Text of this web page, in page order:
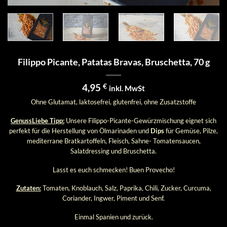
Filippo Picante, Patatas Bravas, Bruschetta, 70 g
4,95 € inkl. MwSt
Ohne Glutamat, laktosefrei, glutenfrei, ohne Zusatzstoffe
GenussLiebe Tipp: Unsere Filippo-Picante-Gewürzmischung eignet sich
perfekt für die Herstellung von Ölmarinaden und Dipsfür Gemüse, Pilze,
mediterrane Bratkartoffeln, Fleisch, Sahne- Tomatensaucen,
Salatdressing und Bruschetta.
Lasst es euch schmecken! Buen Provecho!
Zutaten:Tomaten, Knoblauch, Salz, Paprika, Chili, Zucker, Curcuma,
Coriander, Ingwer, Piment und Senf.
Einmal Spanien und zurück.